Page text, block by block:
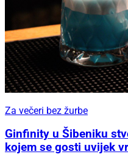
Za večeri bez žurbe
Ginfinity u Šibeniku
kojem se gosti uvijek